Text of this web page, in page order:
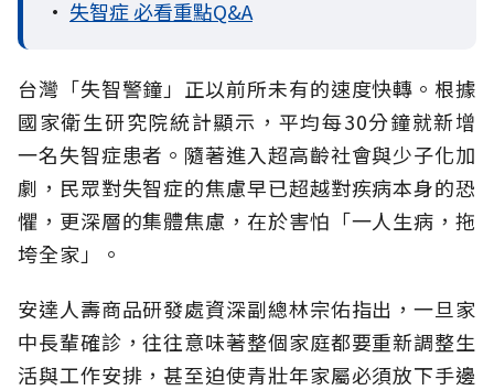
• 失智症 必看重點Q&A
台灣「失智警鐘」正以前所未有的速度快轉。根據
國家衛生研究院統計顯示，平均每30分鐘就新增
一名失智症患者。隨著進入超高齡社會與少子化加
劇，民眾對失智症的焦慮早已超越對疾病本身的恐
懼，更深層的集體焦慮，在於害怕「一人生病，拖
垮全家」。
安達人壽商品研發處資深副總林宗佑指出，一旦家
中長輩確診，往往意味著整個家庭都要重新調整生
活與工作安排，甚至迫使青壯年家屬必須放下手邊